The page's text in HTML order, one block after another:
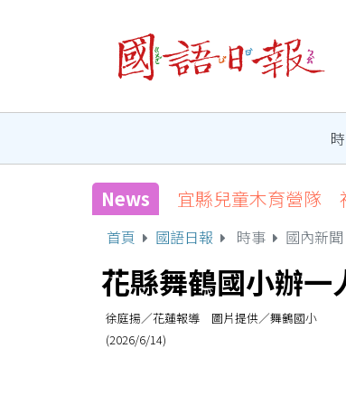
News 宜縣兒童木育營隊
首頁 國語日報 時事 國內新聞
花縣舞鶴國小辦
徐庭揚／花蓮報導 圖片提供／舞鶴國小
(2026/6/14)